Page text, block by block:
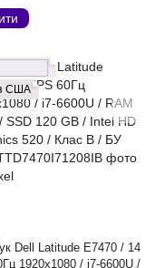
США
Dell Latitude E7470 / 14
1920x1080 / i7-6600U /